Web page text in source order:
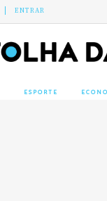
ENTRAR
ESPORTE